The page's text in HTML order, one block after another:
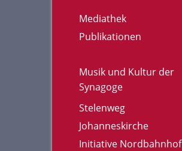
Mediathek
Publikationen
Musik und Kultur der
Synagoge
Stelenweg
Johanneskirche
Initiative Nordbahnhof